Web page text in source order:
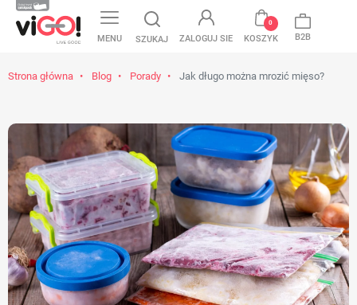
MENU SZUKAJ ZALOGUJ SIE KOSZYK
0
B2B
Strona główna Blog Porady Jak długo można mrozić mięso?